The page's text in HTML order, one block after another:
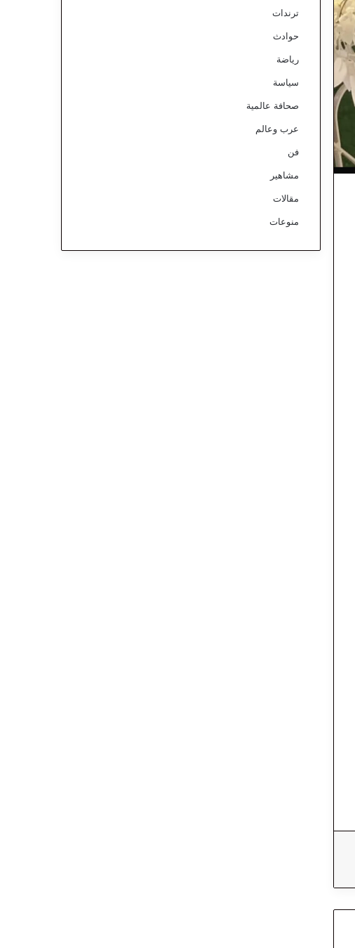
ترندات
حوادث
رياضة
سياسة
صحافة عالمية
عرب وعالم
فن
مشاهير
مقالات
منوعات